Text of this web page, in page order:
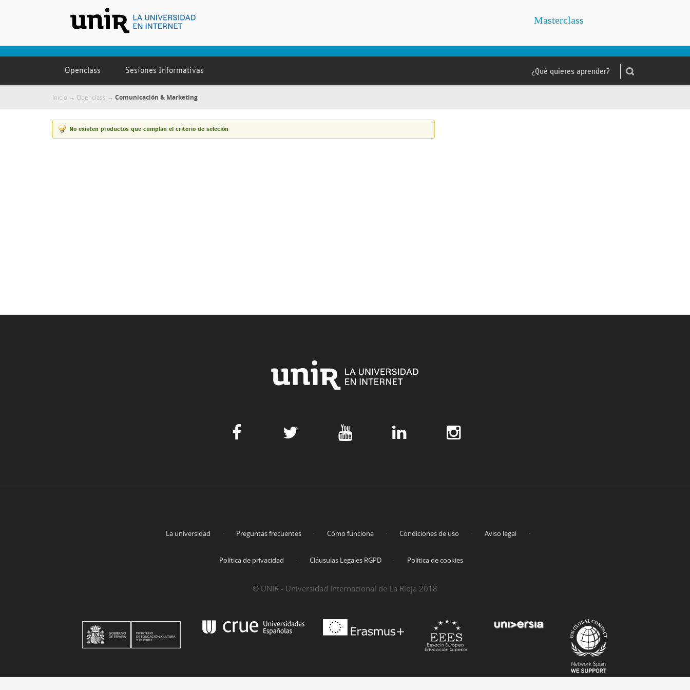
Masterclass
Openclass Sesiones Informativas
Inicio → Openclass → Comunicación & Marketing
No existen productos que cumplan el criterio de seleción
La universidad Preguntas frecuentes Cómo funciona Condiciones de uso Aviso legal
Política de privacidad Cláusulas Legales RGPD Política de cookies
© UNIR - Universidad Internacional de La Rioja 2018